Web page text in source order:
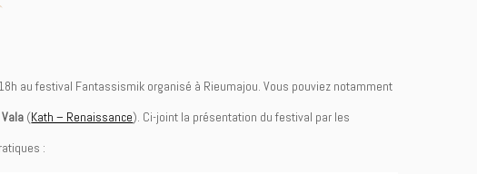
au festival Fantassismik organisé à Rieumajou. Vous pouviez notamment
(Kath – Renaissance). Ci-joint la présentation du festival par les
: